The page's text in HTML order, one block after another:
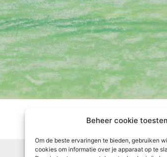
Beheer cookie
Om de beste ervaringen te bieden, gebruiken
cookies om informatie over je apparaat op te